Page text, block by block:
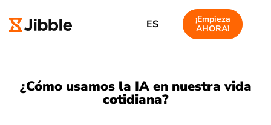
ES
¡Empieza
AHORA!
¿Cómo usamos la IA en nuestra vida
cotidiana?